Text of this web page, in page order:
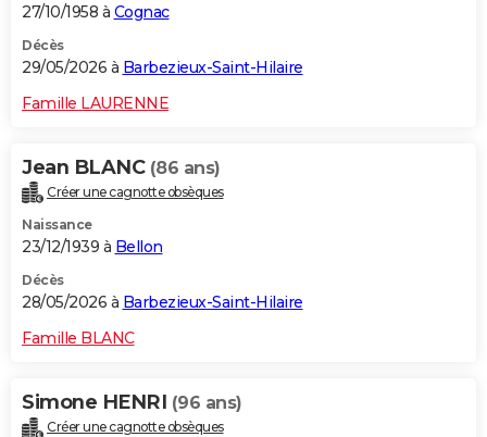
27/10/1958 à Cognac
Décès
29/05/2026 à Barbezieux-Saint-Hilaire
Famille LAURENNE
Jean BLANC (86 ans)
Créer une cagnotte obsèques
Naissance
23/12/1939 à Bellon
Décès
28/05/2026 à Barbezieux-Saint-Hilaire
Famille BLANC
Simone HENRI (96 ans)
Créer une cagnotte obsèques